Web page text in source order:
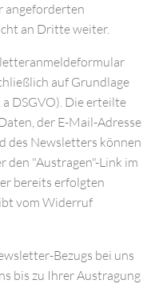
angeforderten
an Dritte weiter.
auf Grundlage
DSGVO). Die erteilte
der E-Mail-Adresse
des Newsletters können
den "Austragen"-Link im
bereits erfolgten
vom Widerruf
Bezugs bei uns
bis zu Ihrer Austragung